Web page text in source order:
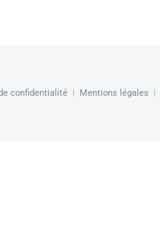
confidentialité| Mentions légales |